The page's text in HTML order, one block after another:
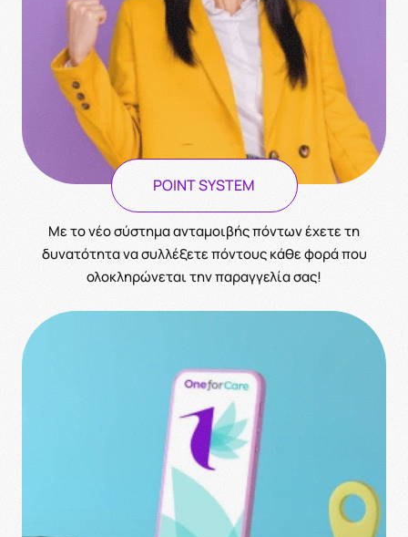
POINT SYSTEM
Με το νέο σύστημα ανταμοιβής πόντων έχετε τη
δυνατότητα να συλλέξετε πόντους κάθε φορά που
ολοκληρώνεται την παραγγελία σας!